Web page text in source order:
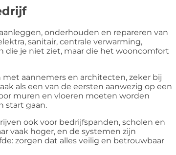
onderhouden en repareren van
sanitair, centrale verwarming,
die je niet ziet, maar die het wooncomfort
aannemers en architecten, zeker bij
als een van de eersten aanwezig op een
muren en vloeren moeten worden
start gaan.
ook voor bedrijfspanden, scholen en
vaak hoger, en de systemen zijn
zorgen dat alles veilig en betrouwbaar